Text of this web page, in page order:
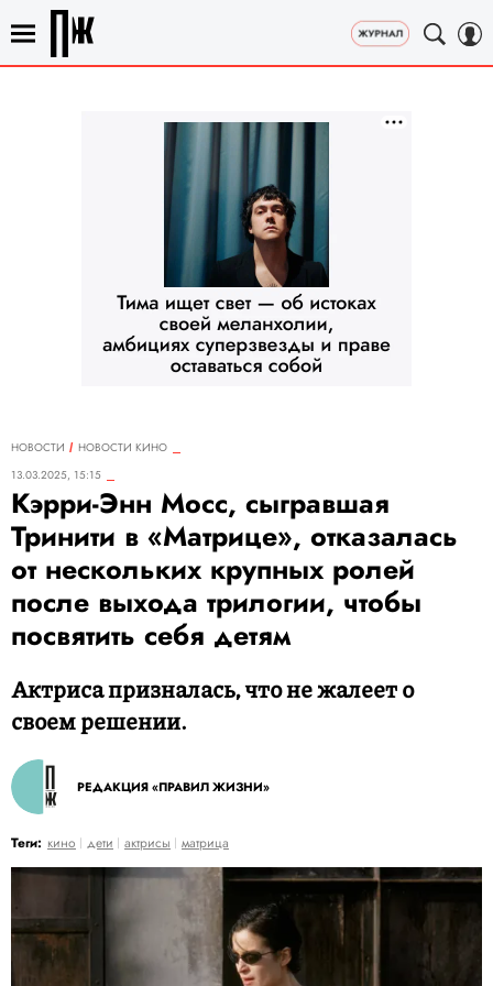
НОВОСТИ
НОВОСТИ КИНО
13.03.2025, 15:15
Кэрри-Энн Мосс, сыгравшая
Тринити в «Матрице», отказалась
от нескольких крупных ролей
после выхода трилогии, чтобы
посвятить себя детям
Актриса призналась, что не жалеет о
своем решении.
РЕДАКЦИЯ «ПРАВИЛ ЖИЗНИ»
Теги: кино дети актрисы матрица